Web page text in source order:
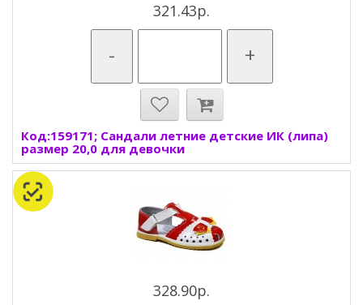
321.43р.
- +
Код:159171; Сандали летние детские ИК (липа)
размер 20,0 для девочки
328.90р.